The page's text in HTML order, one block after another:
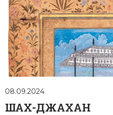
08.09.2024
ШАХ-ДЖАХАН